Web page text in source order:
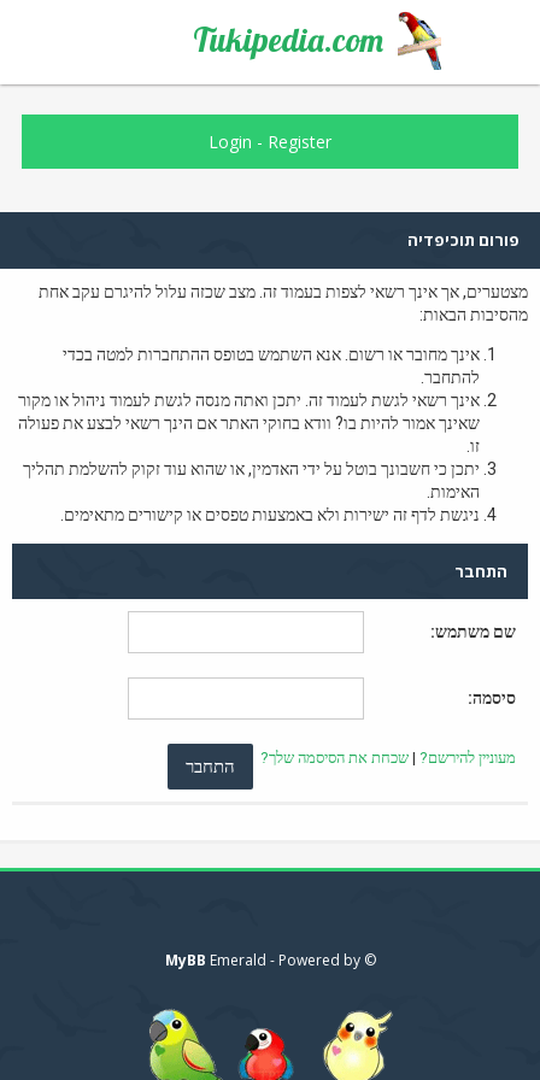
Tukipedia.com
Login - Register
פורום תוכיפדיה
מצטערים, אך אינך רשאי לצפות בעמוד זה. מצב שכזה עלול להיגרם עקב אחת
מהסיבות הבאות:
אינך מחובר או רשום. אנא השתמש בטופס ההתחברות למטה בכדי
להתחבר.
אינך רשאי לגשת לעמוד זה. יתכן ואתה מנסה לגשת לעמוד ניהול או מקור
שאינך אמור להיות בו? וודא בחוקי האתר אם הינך רשאי לבצע את פעולה
זו.
יתכן כי חשבונך בוטל על ידי האדמין, או שהוא עוד זקוק להשלמת תהליך
האימות.
ניגשת לדף זה ישירות ולא באמצעות טפסים או קישורים מתאימים.
התחבר
שם משתמש:
סיסמה:
מעוניין להירשם? | שכחת את הסיסמה שלך?
© Emerald - Powered by
MyBB